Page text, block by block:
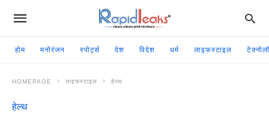
होम मनोरंजन स्पोर्ट्स देश विदेश धर्म लाइफस्टाइल
HOMEPAGE लाइफस्टाइल हेल्थ
हेल्थ